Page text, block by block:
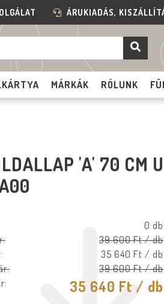
ÁRUKIADÁS,
MÁRKÁK RÓLUNK
'A' 70 CM
0 db
39 600 Ft/ db
35 640 Ft / db
39 600 Ft/ db
35 640 Ft / db